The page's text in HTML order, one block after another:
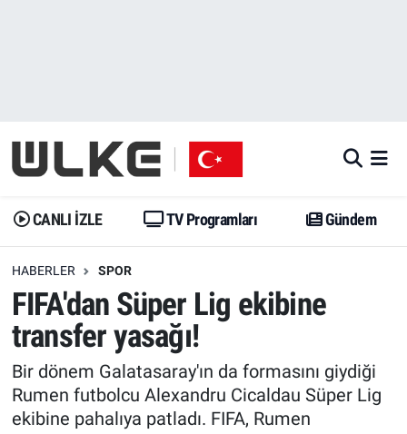
CANLI İZLE TV Programları Gündem
HABERLER SPOR
FIFA'dan Süper Lig ekibine
transfer yasağı!
Bir dönem Galatasaray'ın da formasını giydiği
Rumen futbolcu Alexandru Cicaldau Süper Lig
ekibine pahalıya patladı. FIFA, Rumen
Gündem
Dünya
Erişim Bilgileri
Ekonomi
Trend
Gündem
Trend
Erişim Bilgileri
Spor
Ekonomi
İstanbul Namaz Vakitleri
Trafik Durumu
Erişim Bilgileri
Tüm Manşetler
Son Dakika Haberleri